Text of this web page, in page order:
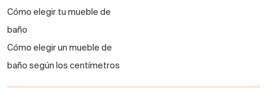
Cómo elegir tu mueble de
baño
Cómo elegir un mueble de
baño según los centímetros